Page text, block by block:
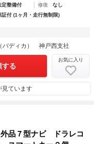
定整備付 修復
なし
証付 (1ヶ月・走行無制限)
バディカ） 神戸西支社
する
お気に入り
見ています
７型ナビ ドラレコ